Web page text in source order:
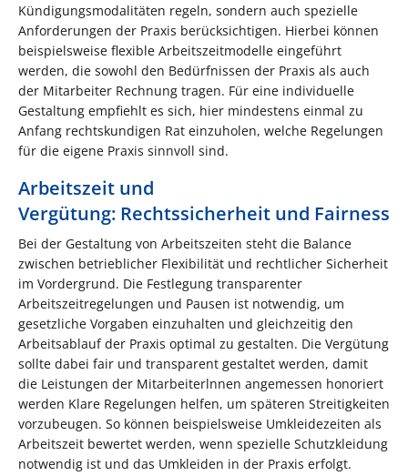
Kündigungsmodalitäten regeln, sondern auch spezielle
Anforderungen der Praxis berücksichtigen. Hierbei können
beispielsweise flexible Arbeitszeitmodelle eingeführt
werden, die sowohl den Bedürfnissen der Praxis als auch
der Mitarbeiter Rechnung tragen. Für eine individuelle
Gestaltung empfiehlt es sich, hier mindestens einmal zu
Anfang rechtskundigen Rat einzuholen, welche Regelungen
für die eigene Praxis sinnvoll sind.
Arbeitszeit und
Vergütung: Rechtssicherheit und Fairness
Bei der Gestaltung von Arbeitszeiten steht die Balance
zwischen betrieblicher Flexibilität und rechtlicher Sicherheit
im Vordergrund. Die Festlegung transparenter
Arbeitszeitregelungen und Pausen ist notwendig, um
gesetzliche Vorgaben einzuhalten und gleichzeitig den
Arbeitsablauf der Praxis optimal zu gestalten. Die Vergütung
sollte dabei fair und transparent gestaltet werden, damit
die Leistungen der Mitarbeiterlnnen angemessen honoriert
werden Klare Regelungen helfen, um späteren Streitigkeiten
vorzubeugen. So können beispielsweise Umkleidezeiten als
Arbeitszeit bewertet werden, wenn spezielle Schutzkleidung
notwendig ist und das Umkleiden in der Praxis erfolgt.